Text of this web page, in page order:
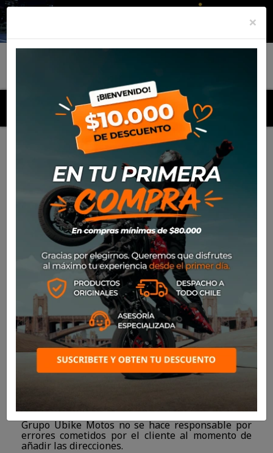
MENU
Términos y condiciones
Términos y condiciones
TÁRIFAS DE ENVÍO, PLAZOS DE
ENTREGA Y RETIROS EN TIENDA:
Te ofrecemos la posibilidad de enviar nuestros
productos a cualquier región de Chile, es
importante aclarar que Grupo Ubike Motos no
hace despachos internacionales.
Todos los despachos tienen un margen de entrega
aproximado de entre dos (2) y diez (10) días
hábiles, dependiendo del lugar de destino y del
transportista. El valor del envío estará indicado
antes de realizar la compra del producto bajo las
tarifas de Starken Tur-bus. No se realizan
despacho los días sábados, domingos o festivos.
de domicilio para despachos de forma correcta,
Grupo Ubike Motos no se hace responsable por
errores cometidos por el cliente al momento de
añadir las direcciones.
×